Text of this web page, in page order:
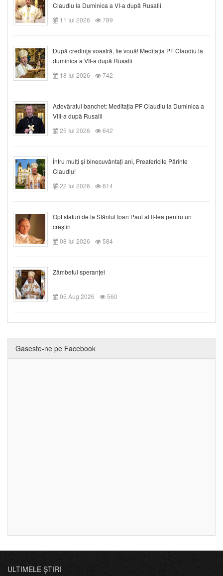
Claudiu la Duminica a VI-a după Rusalii
11 Iul 2026
789
După credinţa voastră, fie vouă! Meditația PF Claudiu la
duminica a VII-a după Rusalii
18 Iul 2026
742
Adevăratul banchet: Meditația PF Claudiu la Duminica a
VIII-a după Rusalii
25 Iul 2026
642
Întru mulți și binecuvântați ani, Preafericite Părinte
Claudiu!
22 Iul 2026
614
Opt sfaturi de la Sfântul Ioan Paul al II-lea pentru un
creștin
08 Iul 2026
584
Zâmbetul speranței
05 Aug 2026 560
Gaseste-ne pe Facebook
ULTIMELE ȘTIRI